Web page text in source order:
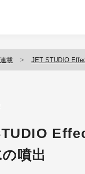
連載 JET STUDIO
噴出